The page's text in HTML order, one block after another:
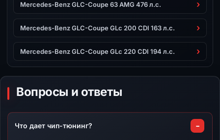
Mercedes-Benz GLC-Coupe 63 AMG 476 л.с.
Mercedes-Benz GLC-Coupe GLc 200 CDI 163 л.с.
Mercedes-Benz GLC-Coupe GLc 220 CDI 194 л.с.
Вопросы и ответы
Что дает чип-тюнинг?